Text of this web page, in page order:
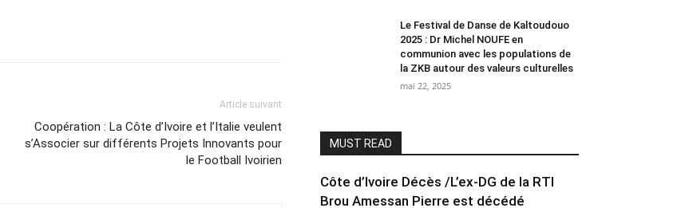
Article suivant
Coopération : La Côte d’Ivoire et l’Italie veulent
s’Associer sur différents Projets Innovants pour
le Football Ivoirien
Le Festival de Danse de Kaltoudouo
2025 : Dr Michel NOUFE en
communion avec les populations de
la ZKB autour des valeurs culturelles
mai 22, 2025
MUST READ
Côte d’Ivoire Décès /L’ex-DG de la RTI
Brou Amessan Pierre est décédé